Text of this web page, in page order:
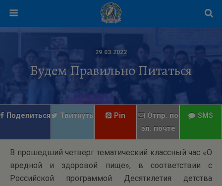
29.03.2022
Будем Правильно Питаться
Поделиться Твитнуть Pin
Отпр. по
эл. почте
SMS
В прошедший четверг тематический классный час «О
вредной и здоровой пище», в соответствии с
Российской программой Десятилетия детства